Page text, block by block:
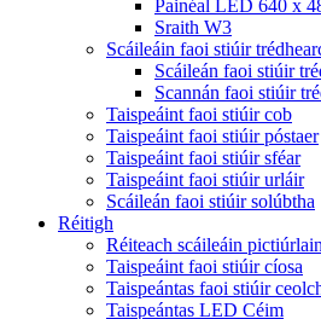
Painéal LED 640 x
Sraith W3
Scáileáin faoi stiúir
Scáileán faoi stiúir
Scannán faoi stiúir
Taispeáint faoi stiúir cob
Taispeáint faoi stiúir póstaer
Taispeáint faoi stiúir sféar
Taispeáint faoi stiúir urláir
Scáileán faoi stiúir solúbtha
Réitigh
Réiteach scáileáin
Taispeáint faoi stiúir cíosa
Taispeántas faoi stiúir
Taispeántas LED Céim